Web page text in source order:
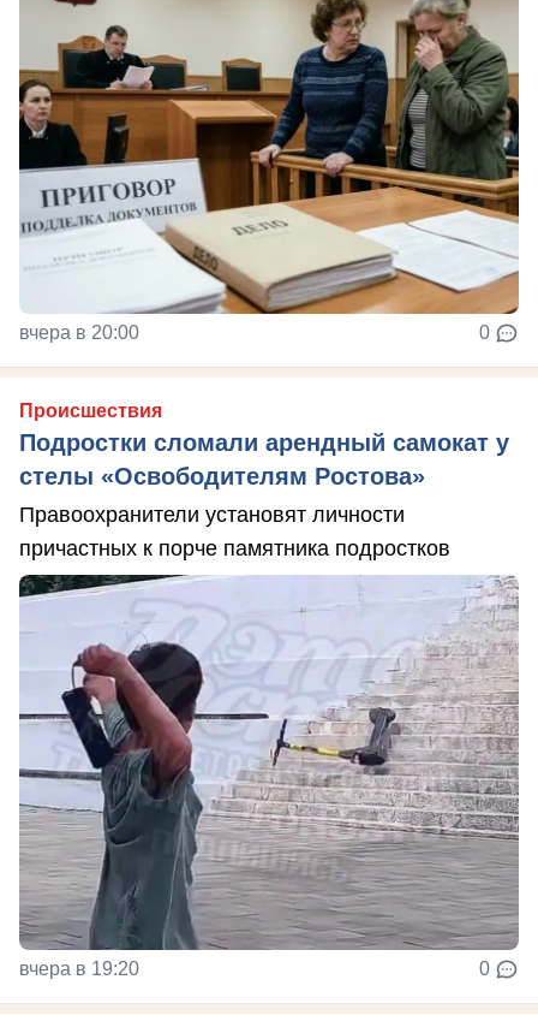
вчера в 20:00 0
Происшествия
Подростки сломали арендный самокат у
стелы «Освободителям Ростова»
Правоохранители установят личности
причастных к порче памятника подростков
вчера в 19:20 0